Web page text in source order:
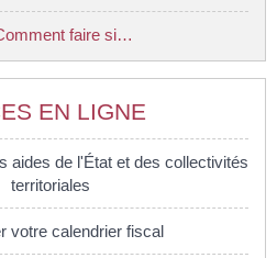
faire si…
EN LIGNE
aides de l'État et des collectivités
territoriales
votre calendrier fiscal